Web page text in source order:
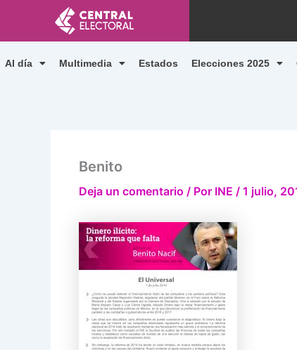
contenido
Al día Multimedia Estados Elecciones 2025
Benito
Deja un comentario / Por INE / 1 julio,